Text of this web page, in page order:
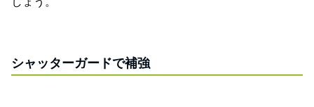
シャッターガードで補強